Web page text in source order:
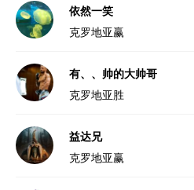
依然一笑
克罗地亚赢
有、、帅的大帅哥
克罗地亚胜
益达兄
克罗地亚赢